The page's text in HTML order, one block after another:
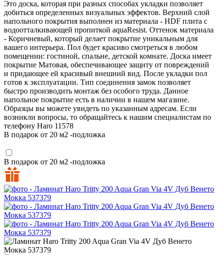
Это доска, которая при разных способах укладки позволяет
добиться определенных визуальных эффектов. Верхний слой
напольного покрытия выполнен из материала - HDF плита с
водоотталкивающей пропиткой aquaResist. Оттенок материала
- Коричневый, который делает покрытие уникальным для
вашего интерьера. Пол будет красиво смотреться в любом
помещении: гостиной, спальне, детской комнате. Доска имеет
покрытие Матовая, обеспечивающее защиту от повреждений
и придающее ей красивый внешний вид. После укладки пол
готов к эксплуатации. Тип соединения замок позволяет
быстро производить монтаж без особого труда. Данное
напольное покрытие есть в наличии в нашем магазине.
Образцы вы можете увидеть по указанным адресам. Если
возникли вопросы, то обращайтесь к нашим специалистам по
телефону Haro 11578
В подарок от 20 м2 -подложка
В подарок от 20 м2 -подложка